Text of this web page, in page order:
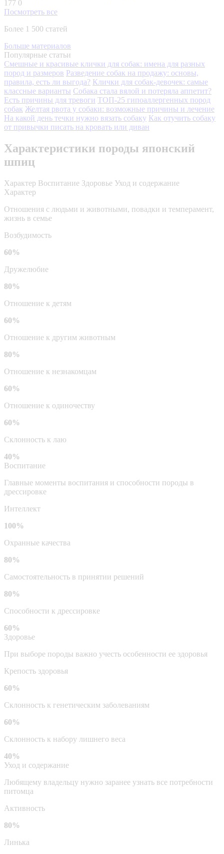
177 0
Посмотреть все
Более 1 500 статей
Больше материалов
Популярные статьи
Смешные и красивые клички для собак: имена для разных
пород и размеров Разведение собак на продажу: основы,
правила, есть ли выгода? Клички для собак-девочек: самые
классные варианты Собака стала вялой и потеряла аппетит?
Есть причины для тревоги ТОП-25 гипоаллергенных пород
собак Желтая рвота у собаки: возможные причины и лечение
На какой день течки нужно вязать собаку Как отучить собаку
от привычки писать на кровать или диван
Характеристики породы японский
шпиц
Характер Воспитание Здоровье Уход и содержание
Характер
Отношения с людьми и животными, повадки и темперамент,
жизнь в семье
Возбудимость
60%
Дружелюбие
80%
Отношение к детям
60%
Отношение к другим животным
80%
Отношение к незнакомцам
60%
Отношение к одиночеству
60%
Склонность к лаю
40%
Воспитание
Главные моменты воспитания и способности породы в
дрессировке
Интеллект
100%
Охранные качества
80%
Самостоятельность в принятии решений
80%
Способности к дрессировке
60%
Здоровье
При выборе породы важно учесть особенности ее здоровья
Крепость здоровья
60%
Склонность к генетическим заболеваниям
60%
Склонность к набору лишнего веса
40%
Уход и содержание
Любящему владельцу нужно заранее узнать все потребности
питомца
Активность
80%
Линька